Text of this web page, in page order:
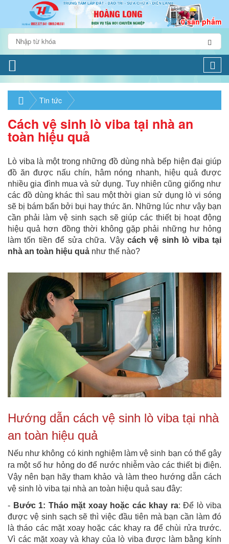
0 sản phẩm
Tin tức
Cách vệ sinh lò viba tại nhà an
toàn hiệu quả
Lò viba là một trong những đồ dùng nhà bếp hiện đại giúp
đồ ăn được nấu chín, hâm nóng nhanh, hiệu quả được
nhiều gia đình mua và sử dụng. Tuy nhiên cũng giống như
các đồ dùng khác thì sau một thời gian sử dụng lò vi sóng
sẽ bị bám bẩn bởi bụi hay thức ăn. Những lúc như vậy bạn
cần phải làm vệ sinh sạch sẽ giúp các thiết bị hoạt động
hiệu quả hơn đồng thời không gặp phải những hư hỏng
làm tốn tiền để sửa chữa. Vậy cách vệ sinh lò viba tại
nhà an toàn hiệu quả như thế nào?
Hướng dẫn cách vệ sinh lò viba tại nhà
an toàn hiệu quả
Nếu như không có kinh nghiệm làm vệ sinh bạn có thể gây
ra một số hư hỏng do để nước nhiễm vào các thiết bị điện.
Vậy nên bạn hãy tham khảo và làm theo hướng dẫn cách
vệ sinh lò viba tại nhà an toàn hiệu quả sau đây:
- Bước 1: Tháo mặt xoay hoặc các khay ra: Để lò viba
được vệ sinh sạch sẽ thì việc đầu tiên mà bạn cần làm đó
là tháo các mặt xoay hoặc các khay ra để chùi rửa trước.
Vì các mặt xoay và khay của lò viba được làm bằng kính